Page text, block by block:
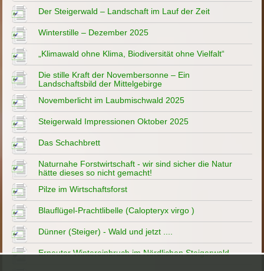
Der Steigerwald – Landschaft im Lauf der Zeit
Winterstille – Dezember 2025
„Klimawald ohne Klima, Biodiversität ohne Vielfalt“
Die stille Kraft der Novembersonne – Ein
Landschaftsbild der Mittelgebirge
Novemberlicht im Laubmischwald 2025
Steigerwald Impressionen Oktober 2025
Das Schachbrett
Naturnahe Forstwirtschaft - wir sind sicher die Natur
hätte dieses so nicht gemacht!
Pilze im Wirtschaftsforst
Blauflügel-Prachtlibelle (Calopteryx virgo )
Dünner (Steiger) - Wald und jetzt ....
Erneuter Wintereinbruch im Nördlichen Steigerwald